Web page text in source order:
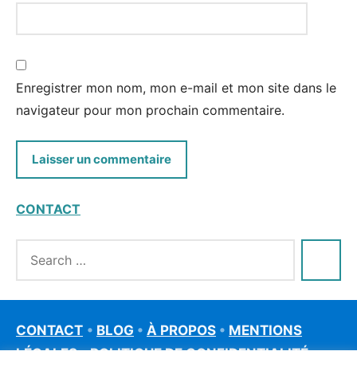
Enregistrer mon nom, mon e-mail et mon site dans le
navigateur pour mon prochain commentaire.
CONTACT
CONTACT • BLOG • À PROPOS • MENTIONS
LÉGALES•POLITIQUE DE CONFIDENTIALITÉ